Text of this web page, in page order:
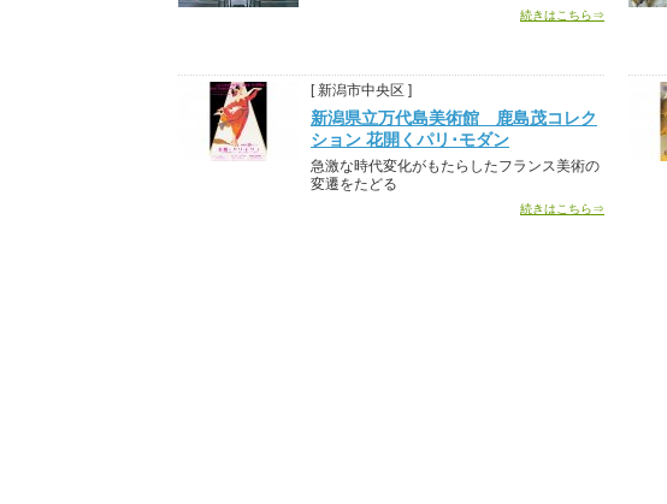
続きはこちら⇒
[ 新潟市中央区 ]
新潟県立万代島美術館 鹿島茂コレク
ション 花開くパリ･モダン
急激な時代変化がもたらしたフランス美術の
変遷をたどる
続きはこちら⇒